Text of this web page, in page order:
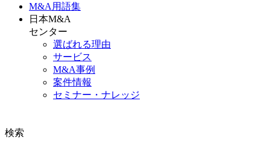
M&A 用語集
日本M&A
センター
選ばれる理由
サービス
M&A事例
案件情報
セミナー・ナレッジ
検索